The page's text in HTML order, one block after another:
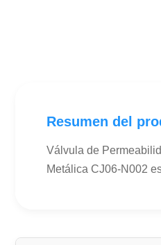
Resumen del
Válvula de
Metálica CJ06-N002